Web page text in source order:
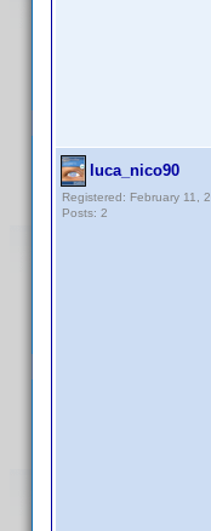
luca_nico90
Registered: February 11,
Posts: 2